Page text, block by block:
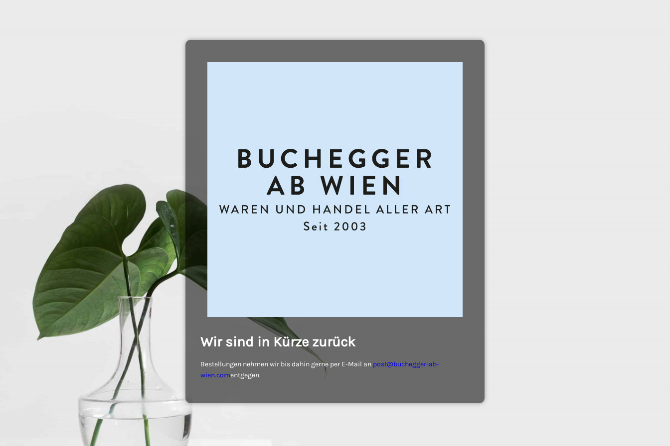
Wir sind in Kürze zurück
Bestellungen nehmen wir bis dahin gerne per E-Mail an post@buchegger-ab-
wien.comentgegen.